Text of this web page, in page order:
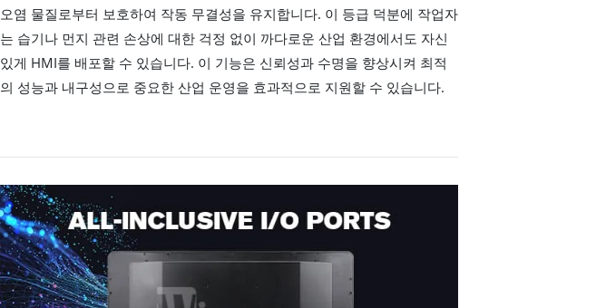
오염 물질로부터 보호하여 작동 무결성을 유지합니다. 이 등급 덕분에 작업자
는 습기나 먼지 관련 손상에 대한 걱정 없이 까다로운 산업 환경에서도 자신
있게 HMI를 배포할 수 있습니다. 이 기능은 신뢰성과 수명을 향상시켜 최적
의 성능과 내구성으로 중요한 산업 운영을 효과적으로 지원할 수 있습니다.